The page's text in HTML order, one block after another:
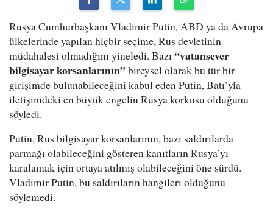
Rusya Cumhurbaşkanı Vladimir Putin, ABD ya da Avrupa
ülkelerinde yapılan hiçbir seçime, Rus devletinin
müdahalesi olmadığını yineledi. Bazı“vatansever
bilgisayar korsanlarının”bireysel olarak bu tür bir
girişimde bulunabileceğini kabul eden Putin, Batı’yla
iletişimdeki en büyük engelin Rusya korkusu olduğunu
söyledi.
Putin, Rus bilgisayar korsanlarının, bazı saldırılarda
parmağı olabileceğini gösteren kanıtların Rusya’yı
karalamak için ortaya atılmış olabileceğini öne sürdü.
Vladimir Putin, bu saldırıların hangileri olduğunu
söylemedi.